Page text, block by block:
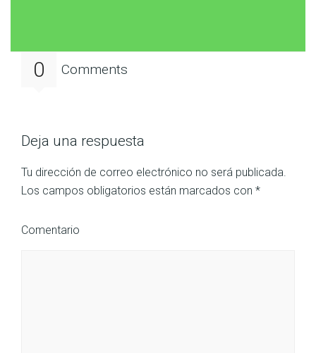
0 Comments
Deja una respuesta
Tu dirección de correo electrónico no será publicada.
Los campos obligatorios están marcados con *
Comentario